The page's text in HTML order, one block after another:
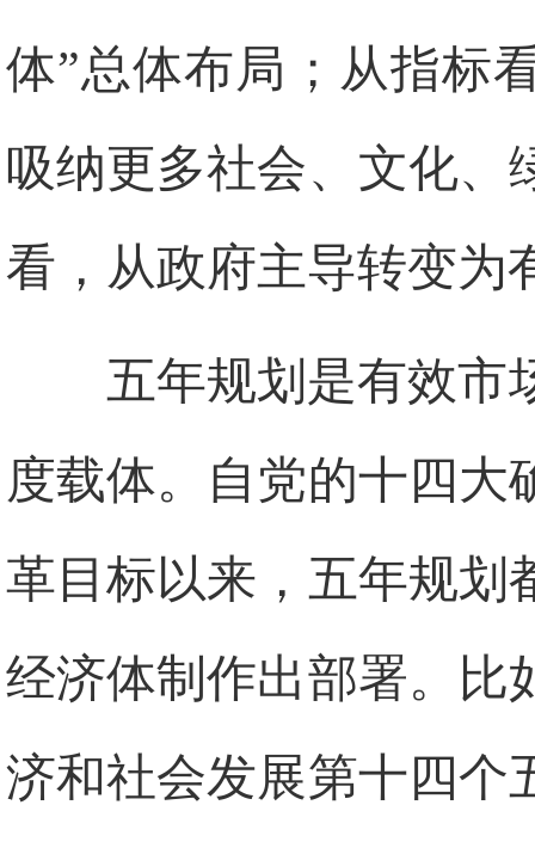
体”总体布局；从指标
吸纳更多社会、文化、
看，从政府主导转变为
五年规划是有效市
度载体。自党的十四大
革目标以来，五年规划
经济体制作出部署。比
济和社会发展第十四个